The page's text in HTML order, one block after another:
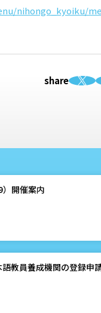
nihongo_kyoiku/
share
開催案内
教員養成機関の登録申